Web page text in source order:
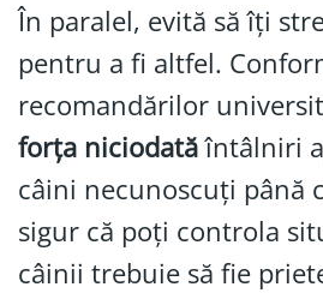
În paralel, evită să îți
pentru a fi altfel.
recomandărilor
forța niciodatăîntâlniri
câini necunoscuți până
sigur că poți controla
câinii trebuie să fie